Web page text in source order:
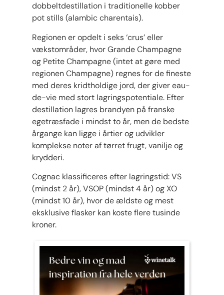
dobbeltdestillation i traditionelle kobber
pot stills (alambic charentais).
Regionen er opdelt i seks ‘crus’ eller
vækstområder, hvor Grande Champagne
og Petite Champagne (intet at gøre med
regionen Champagne) regnes for de fineste
med deres kridtholdige jord, der giver eau-
de-vie med stort lagringspotentiale. Efter
destillation lagres brandyen på franske
egetræsfade i mindst to år, men de bedste
årgange kan ligge i årtier og udvikler
komplekse noter af tørret frugt, vanilje og
krydderi.
Cognac klassificeres efter lagringstid: VS
(mindst 2 år), VSOP (mindst 4 år) og XO
(mindst 10 år), hvor de ældste og mest
eksklusive flasker kan koste flere tusinde
kroner.